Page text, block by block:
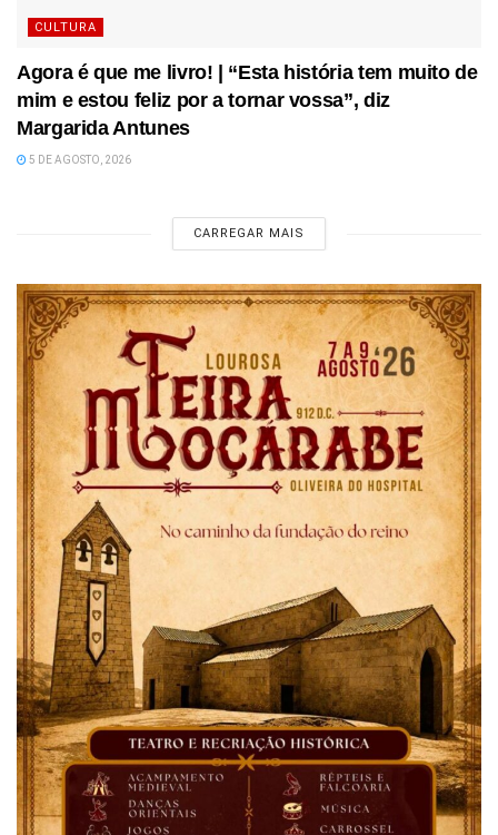
CULTURA
Agora é que me livro! | “Esta história tem muito de
mim e estou feliz por a tornar vossa”, diz
Margarida Antunes
5 DE AGOSTO, 2026
CARREGAR MAIS